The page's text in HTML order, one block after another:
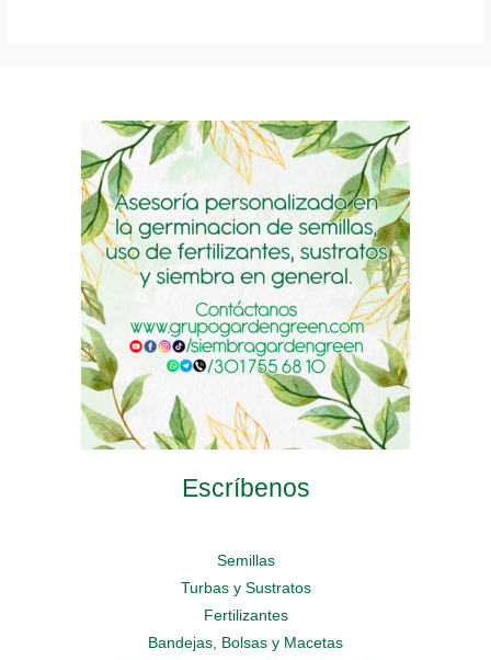
be
chosen
on
the
product
page
options
may
chosen
on
product
page
options
may
be
chosen
on
the
product
page
Escríbenos
Semillas
Turbas y Sustratos
Fertilizantes
Bandejas, Bolsas y Macetas